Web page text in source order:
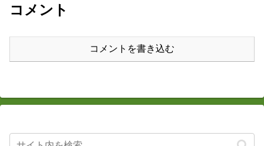
コメント
コメントを書き込む